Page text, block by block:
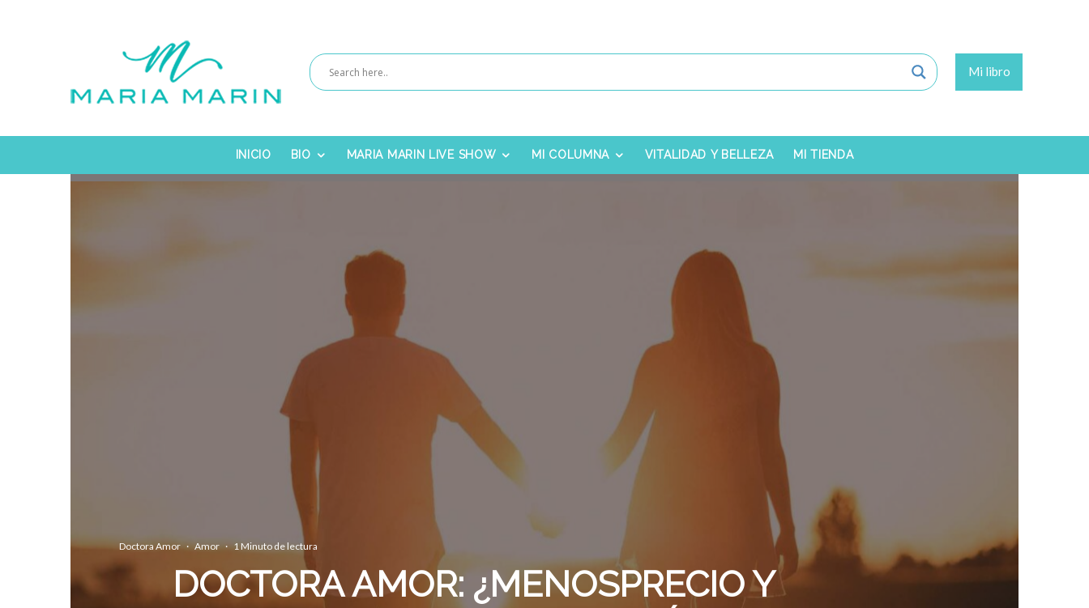
Mi libro
INICIO BIO MARIA MARIN LIVE SHOW MI COLUMNA VITALIDAD Y BELLEZA MI TIENDA
Doctora Amor · Amor · 1 Minuto de lectura
DOCTORA AMOR: ¿MENOSPRECIO Y